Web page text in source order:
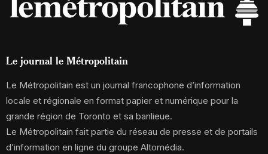
Le journal le Métropolitain
Le Métropolitain est un journal francophone d’information
locale et régionale en format papier et numérique pour la
grande région de Toronto et sa banlieue.
Le Métropolitain fait partie du réseau de presse et de portails
d’information en ligne du groupe Altomédia.